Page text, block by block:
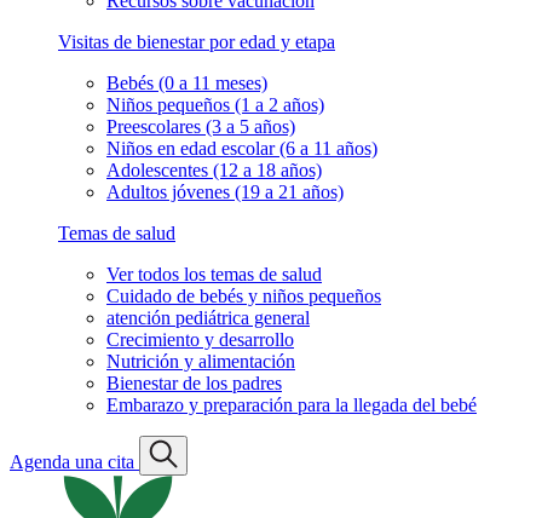
Visitas de bienestar por edad y etapa
Bebés (0 a 11 meses)
Niños pequeños (1 a 2 años)
Preescolares (3 a 5 años)
Niños en edad escolar (6 a 11 años)
Adolescentes (12 a 18 años)
Adultos jóvenes (19 a 21 años)
Temas de salud
Ver todos los temas de salud
Cuidado de bebés y niños pequeños
atención pediátrica general
Crecimiento y desarrollo
Nutrición y alimentación
Bienestar de los padres
Embarazo y preparación para la llegada del bebé
Agenda una cita